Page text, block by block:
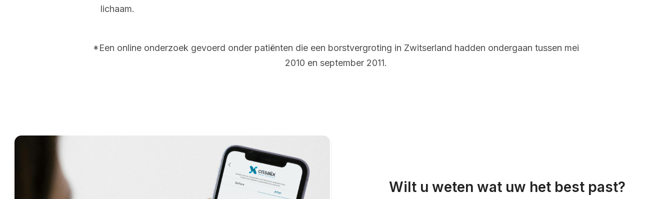
lichaam.
*Een online onderzoek gevoerd onder patiënten die een borstvergroting in Zwitserland hadden ondergaan tussen mei
2010 en september 2011.
Wilt u weten wat uw het best past?